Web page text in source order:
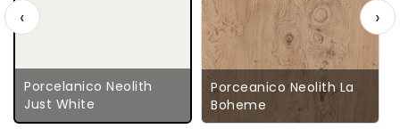
Porcelanico Neolith
Just White
Porceanico Neolith La
Boheme
‹ ›